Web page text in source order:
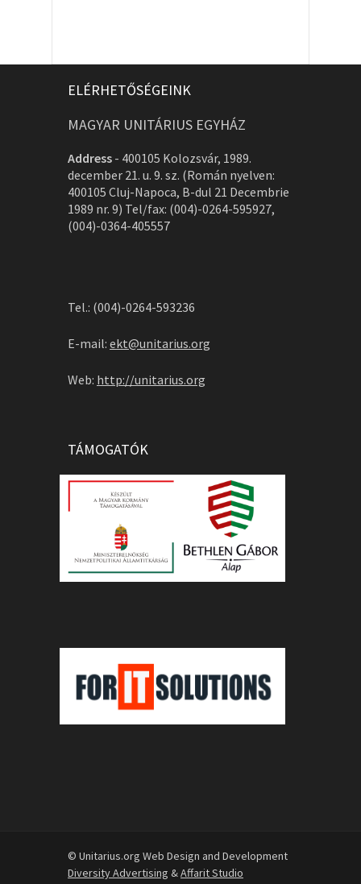
ELÉRHETŐSÉGEINK
MAGYAR UNITÁRIUS EGYHÁZ
Address - 400105 Kolozsvár, 1989.
december 21. u. 9. sz. (Román nyelven:
400105 Cluj-Napoca, B-dul 21 Decembrie
1989 nr. 9) Tel/fax: (004)-0264-595927,
(004)-0364-405557
Tel.: (004)-0264-593236
E-mail: ekt@unitarius.org
Web: http://unitarius.org
TÁMOGATÓK
© Unitarius.org Web Design and Development
Diversity Advertising &Affarit Studio